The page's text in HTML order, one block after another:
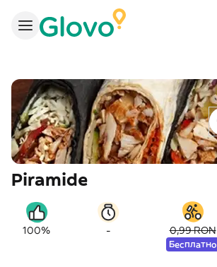
Piramide
100% - 0,99 RON
Бесплатно